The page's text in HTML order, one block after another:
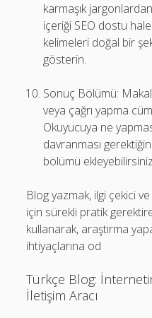
karmaşık
içeriği SEO dostu
kelimeleri doğal bir
gösterin.
Sonuç Bölümü:
veya çağrı yapma
Okuyucuya ne
davranması
bölümü
Blog yazmak, ilgi çekici
için sürekli pratik
kullanarak, araştırma
ihtiyaçlarına od
Türkçe Blog:
İletişim Aracı